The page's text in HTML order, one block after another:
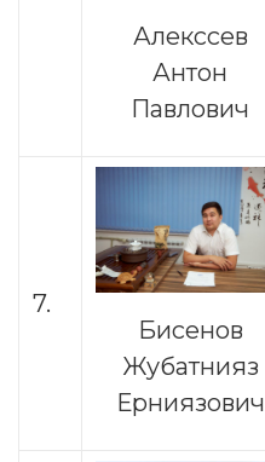
Алекссев
Антон
Павлович
7.
Бисенов
Жубатнияз
Ерниязович